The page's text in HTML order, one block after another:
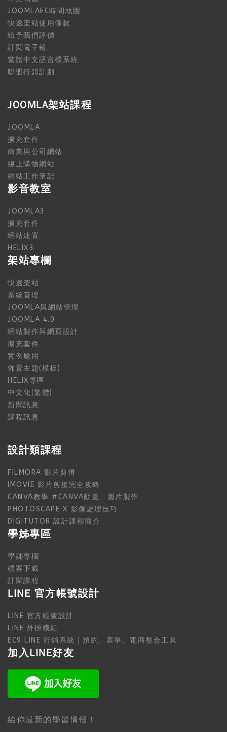
JOOMLAEC時間地圖
快速架站使用條款
給予我們評價
訂閱電子報
繁體中文語言檔系統
聯盟行銷計劃
JOOMLA架站課程
JOOMLA
擴充套件
商業與公司網站
線上購物網站
網站工作筆記
影音教室
JOOMLA3
擴充套件
網站建置
HELIX3
架站專欄
快速架站
系統管理
JOOMLA與網站管理
JOOMLA 4.0
網站製作與網頁設計
擴充套件
實例應用
佈景主題(模板)
HELIX專區
中文化(繁體)
新聞訊息
課程訊息
設計類課程
FILMORA 影片剪輯
IMOVIE 影片剪接完全攻略
CANVA教學 #CANVA動畫、圖片製作
PHOTOSCAPE X 影像處理技巧
DIGITUTOR 設計課程簡介
學姊專區
學姊專欄
檔案下載
訂閱課程
LINE 官方帳號設計
LINE 官方帳號設計
LINE 外掛模組
EC9 LINE 行銷系統｜預約、表單、電商整合工具
加入LINE好友
給你最新的學習情報！